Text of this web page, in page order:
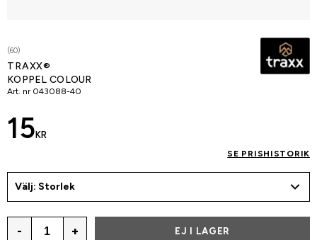
(60)
TRAXX®
KOPPEL COLOUR
Art. nr 043088-40
15 KR
SE PRISHISTORIK
Välj: Storlek
- + EJ I LAGER